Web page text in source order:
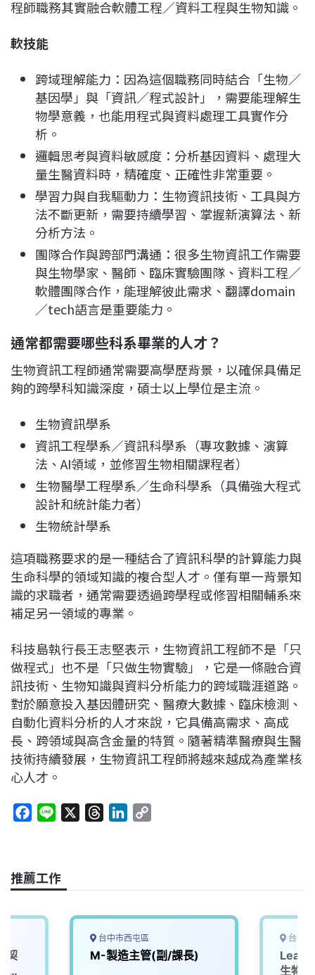
程師職務其實融合軟體工程／資料工程與生物知識。
軟技能
跨域理解能力：因為這個職務同時結合「生物／
基因學」與「資訊／程式設計」，需要能理解生
物學意義，也能用程式與資料處理工具實作分
析。
邏輯思考與資料敏感度：分析基因資料、處理大
量生醫資料時，精確度、正確性非常重要。
學習力與自我驅動力：生物資訊技術、工具與方
法不斷更新，需要持續學習、掌握新演算法、新
分析方法。
團隊合作與跨部門溝通：很多生物資訊工作需要
與生物學家、醫師、臨床實驗團隊、資料工程／
軟體團隊合作，能理解彼此需求、翻譯domain
／tech語言是重要能力。
通常都需要哪些科系畢業的人才？
生物資訊工程師通常需要高學歷背景，以確保具備足
夠的跨學科知識深度，碩士以上學位是主流。
生物資訊學系
資訊工程學系／資訊科學系（專攻數據、演算
法、AI領域，並修習生物相關課程者）
生物醫學工程學系／生命科學系（具備強大程式
設計和統計能力者）
生物統計學系
這項職務要求的是一種結合了資訊科學的計算能力與
生命科學的領域知識的複合型人才。僅有單一背景知
識的求職者，通常需要透過跨學程或修習相關輔系來
補足另一領域的專業。
科技島執行長王志堅表示，生物資訊工程師不是「只
做程式」也不是「只做生物實驗」，它是一條融合資
訊技術、生物知識與資料分析能力的跨域職涯道路。
對於願意投入基因體研究、醫療大數據、臨床檢測、
自動化資料分析的人才來說，它具備高需求、高成
長、跨領域與高含金量的特質。隨著精準醫療與生醫
技術持續發展，生物資訊工程師將越來越成為產業核
心人才。
b
o
s
I
n
n
推薦工作
契
年
台中市西屯區
M-製造主管(副/課長)
台南
Lead
生物